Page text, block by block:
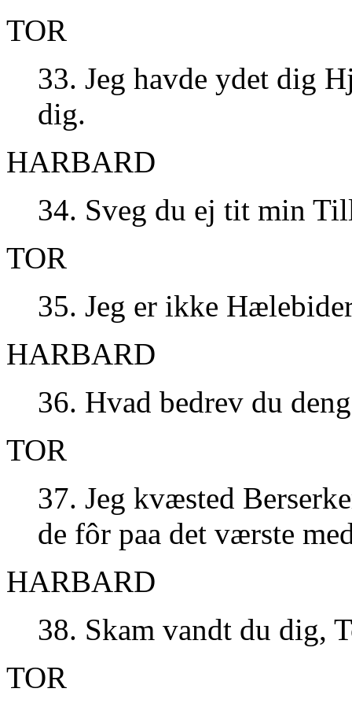
TOR
33. Jeg havde ydet dig
dig.
HARBARD
34. Sveg du ej tit min
TOR
35. Jeg er ikke
HARBARD
36. Hvad bedrev du
TOR
37. Jeg kvæsted
de fôr paa det værste
HARBARD
38. Skam vandt du dig,
TOR